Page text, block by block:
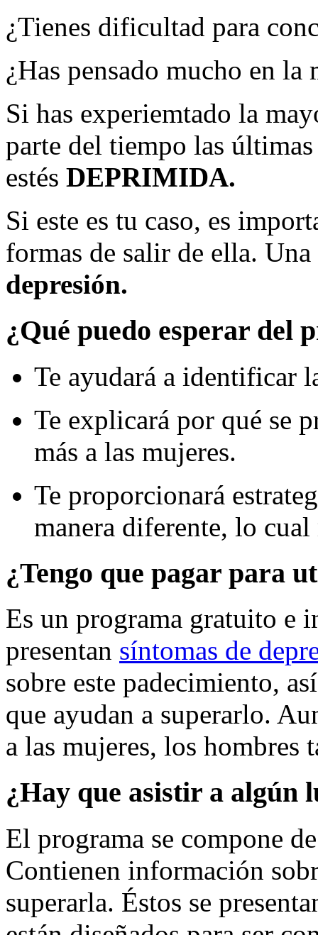
¿Tienes dificultad para
¿Has pensado mucho en la
Si has experiemtado la
parte del tiempo las
estés DEPRIMIDA.
Si este es tu caso, es
formas de salir de ella.
depresión.
¿Qué puedo esperar del
Te ayudará a identificar
Te explicará por qué se
más a las mujeres.
Te proporcionará
manera diferente, lo
¿Tengo que pagar para
Es un programa gratuito e
presentan síntomas de
sobre este padecimiento,
que ayudan a superarlo.
a las mujeres, los hombres
¿Hay que asistir a algún
El programa se compone
Contienen información
superarla. Éstos se